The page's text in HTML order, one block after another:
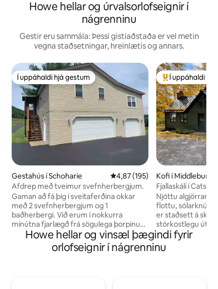
Howe hellar og úrvalsorlofseignir í
nágrenninu
Gestir eru sammála: Þessi gistiaðstaða er vel metin
vegna staðsetningar, hreinlætis og annars.
Í uppáhaldi hjá gestum
Í uppáhaldi hjá gestum
Gestahús í Schoharie 4,87 af 5 í meðaleinkunn, 195
4,87 (195)
Afdrep með tveimur svefnherbergjum.
Gaman að fá þig í sveitaferðina okkar
með 2 svefnherbergjum og 1
baðherbergi. Við erum í nokkurra
mínútna fjarlægð frá sögulega þorpinu
Schoharie og í 45 mínútna fjarlægð frá
höfuðborgarsvæðinu og Cooperstown.
Við bjóðum upp á fallegt útsýni, aðgang
Í mestu
Í uppáhaldi
Kofi í Middleburgh
Fjallaskáli í
þaksljó
Njóttu algjörrar
flottu, sólarknúna
er staðsett á
stórkostlegu
er með 16
stjörnuskoðunar í
njóta notalegs
Howe hellar og vinsæl þægindi fyrir
orlofseignir í nágrenninu